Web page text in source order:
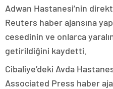
Adwan Hastanesi’nin
Reuters haber ajansına
cesedinin ve onlarca
getirildiğini kaydetti.
Cibaliye’deki Avda
Associated Press haber